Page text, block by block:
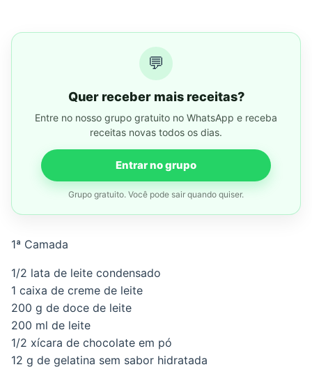
💬
Quer receber mais receitas?
Entre no nosso grupo gratuito no WhatsApp e receba
receitas novas todos os dias.
Entrar no grupo
Grupo gratuito. Você pode sair quando quiser.
1ª Camada
1/2 lata de leite condensado
1 caixa de creme de leite
200 g de doce de leite
200 ml de leite
1/2 xícara de chocolate em pó
12 g de gelatina sem sabor hidratada